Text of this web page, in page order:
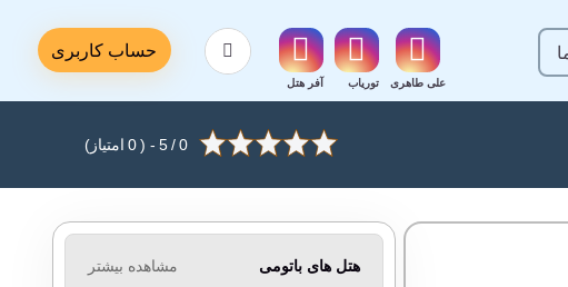
علی طاهری توریاب آفر هتل
حساب کاربری
0
/
5
- (
0 امتیاز)
هتل های باتومی مشاهده بیشتر